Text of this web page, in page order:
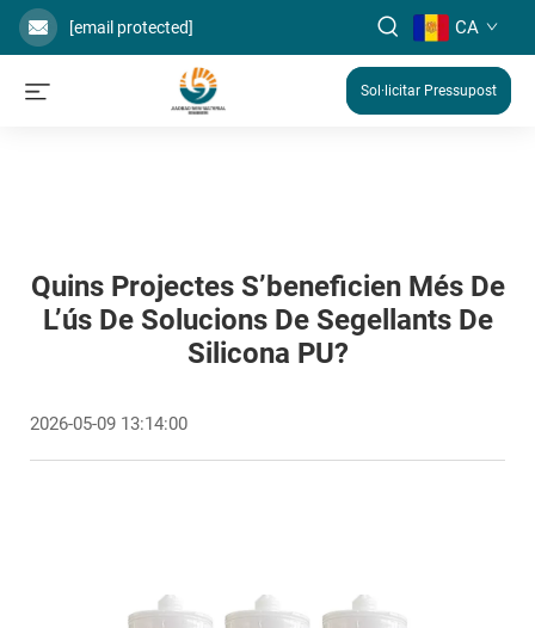
[email protected] CA
Sol·licitar Pressupost
Quins Projectes S’beneficien Més De
L’ús De Solucions De Segellants De
Silicona PU?
2026-05-09 13:14:00